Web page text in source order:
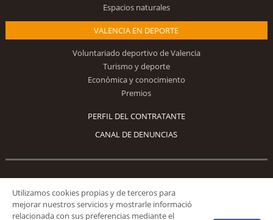
Espacios naturales
VALENCIA EN DEPORTE
Voluntariado deportivo de Valencia
Turismo y deporte
Económica y conocimiento
Premios
PERFIL DEL CONTRATANTE
CANAL DE DENUNCIAS
Síguenos
Utilizamos cookies propias y de terceros para
mejorar nuestros servicios y mostrarle informació
relacionada con sus preferencias mediante el